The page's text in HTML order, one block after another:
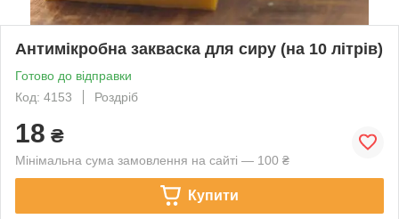
Антимікробна закваска для сиру (на 10 літрів)
Готово до відправки
Код: 4153
Роздріб
18 ₴
Мінімальна сума замовлення на сайті — 100 ₴
Купити